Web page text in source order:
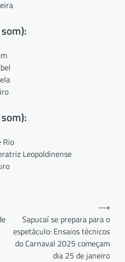
Rio
Leopoldinense
Sapucaí se prepara para o
espetáculo: Ensaios técnicos
do Carnaval 2025 começam
dia 25 de janeiro
⟶